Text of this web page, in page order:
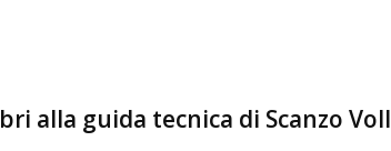
alla guida tecnica di Scanzo